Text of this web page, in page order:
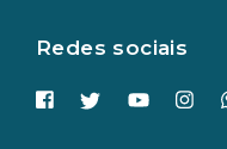
Redes sociais